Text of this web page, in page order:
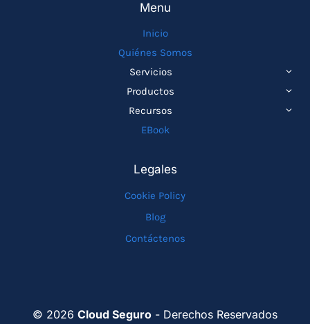
Menu
Inicio
Quiénes Somos
Servicios
HIJO
Productos
HIJO
Recursos
EBook
Legales
Cookie Policy
Blog
Contáctenos
© 2026 Cloud Seguro - Derechos Reservados